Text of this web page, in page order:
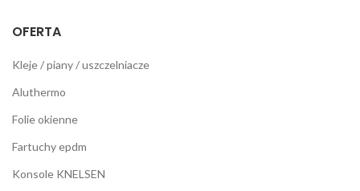
OFERTA
Kleje / piany / uszczelniacze
Aluthermo
Folie okienne
Fartuchy epdm
Konsole KNELSEN